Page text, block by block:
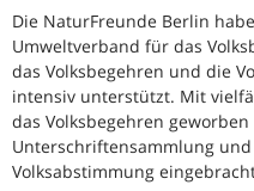
Die NaturFreunde Berlin
Umweltverband für das
das Volksbegehren und die
intensiv unterstützt. Mit
das Volksbegehren
Unterschriftensammlung
Volksabstimmung